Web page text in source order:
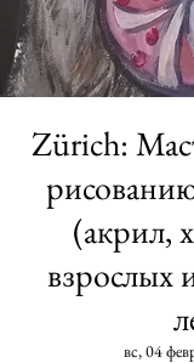
Zürich:
(акрил,
взрослых
вс, 04